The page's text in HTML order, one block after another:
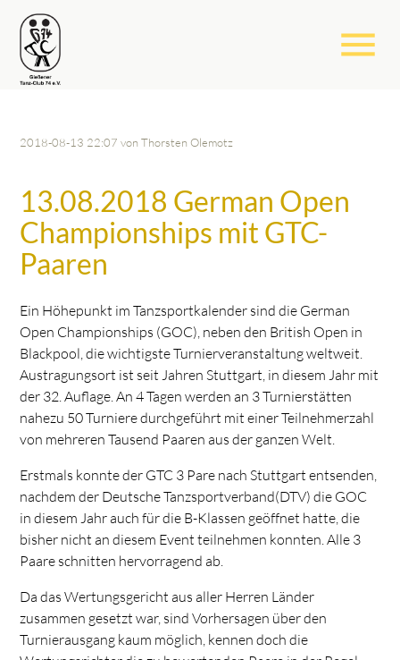
menu
2018-08-13 22:07 von Thorsten Olemotz
13.08.2018 German Open
Championships mit GTC-
Paaren
Ein Höhepunkt im Tanzsportkalender sind die German
Open Championships (GOC), neben den British Open in
Blackpool, die wichtigste Turnierveranstaltung weltweit.
Austragungsort ist seit Jahren Stuttgart, in diesem Jahr mit
der 32. Auflage. An 4 Tagen werden an 3 Turnierstätten
nahezu 50 Turniere durchgeführt mit einer Teilnehmerzahl
von mehreren Tausend Paaren aus der ganzen Welt.
Erstmals konnte der GTC 3 Pare nach Stuttgart entsenden,
nachdem der Deutsche Tanzsportverband(DTV) die GOC
in diesem Jahr auch für die B-Klassen geöffnet hatte, die
bisher nicht an diesem Event teilnehmen konnten. Alle 3
Paare schnitten hervorragend ab.
Da das Wertungsgericht aus aller Herren Länder
zusammen gesetzt war, sind Vorhersagen über den
Turnierausgang kaum möglich, kennen doch die